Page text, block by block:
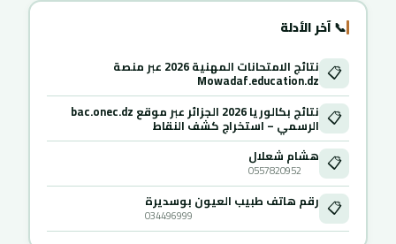
📞 آخر الأدلة
📋 نتائج الامتحانات المهنية 2026 عبر منصة
Mowadaf.education.dz
📋 نتائج بكالوريا 2026 الجزائر عبر موقع bac.onec.dz
الرسمي – استخراج كشف النقاط
📋 هشام شعلال
0557820952
📋 رقم هاتف طبيب العيون بوسديرة
034496999